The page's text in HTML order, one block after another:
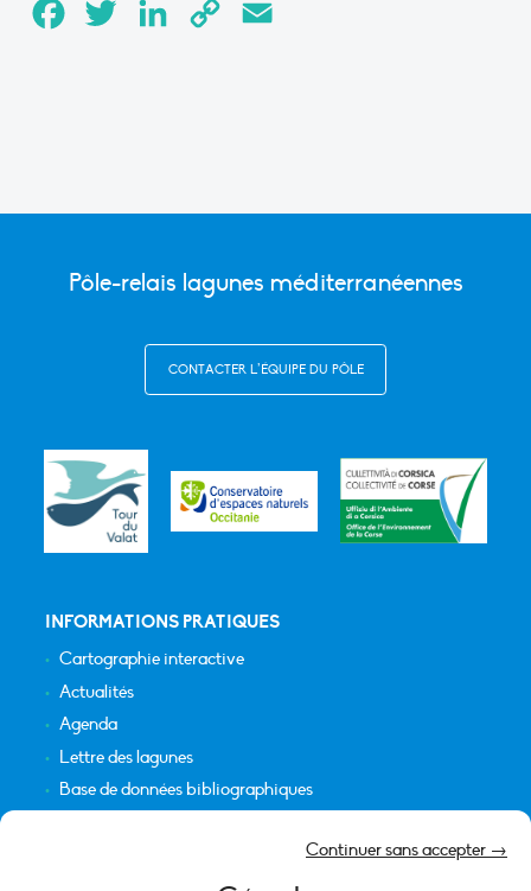
Continuer sans accepter →
FacebookTwitter LinkedInCopy
Pôle-relais lagunes méditerranéennes
CONTACTER L’ÉQUIPE DU PÔLE
INFORMATIONS PRATIQUES
Cartographie interactive
Actualités
Agenda
Lettre des lagunes
Base de données bibliographiques